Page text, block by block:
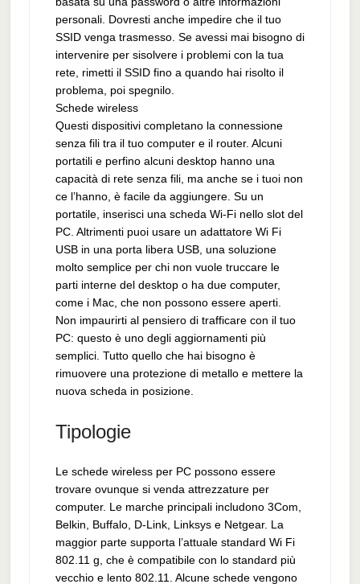
personali. Dovresti anche impedire che il tuo
SSID venga trasmesso. Se avessi mai bisogno di
intervenire per sisolvere i problemi con la tua
rete, rimetti il SSID fino a quando hai risolto il
problema, poi spegnilo.
Schede wireless
Questi dispositivi completano la connessione
senza fili tra il tuo computer e il router. Alcuni
portatili e perfino alcuni desktop hanno una
capacità di rete senza fili, ma anche se i tuoi non
ce l’hanno, è facile da aggiungere. Su un
portatile, inserisci una scheda Wi-Fi nello slot del
PC. Altrimenti puoi usare un adattatore Wi Fi
USB in una porta libera USB, una soluzione
molto semplice per chi non vuole truccare le
parti interne del desktop o ha due computer,
come i Mac, che non possono essere aperti.
Non impaurirti al pensiero di trafficare con il tuo
PC: questo è uno degli aggiornamenti più
semplici. Tutto quello che hai bisogno è
rimuovere una protezione di metallo e mettere la
nuova scheda in posizione.
Tipologie
Le schede wireless per PC possono essere
trovare ovunque si venda attrezzature per
computer. Le marche principali includono 3Com,
Belkin, Buffalo, D-Link, Linksys e Netgear. La
maggior parte supporta l’attuale standard Wi Fi
802.11 g, che è compatibile con lo standard più
vecchio e lento 802.11. Alcune schede vengono